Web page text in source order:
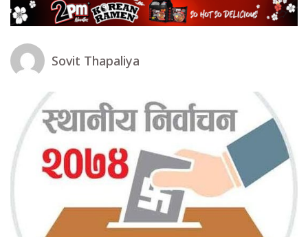
Sovit Thapaliya